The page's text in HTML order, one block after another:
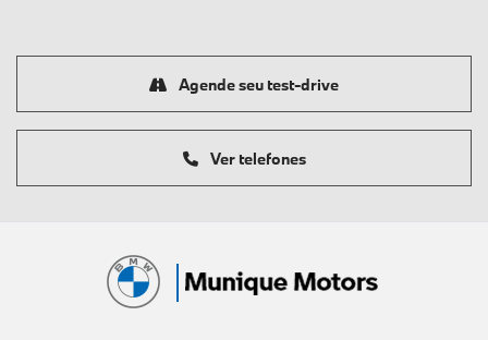
Ver telefones
Agende seu test-drive